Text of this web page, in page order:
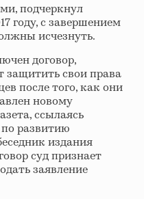
подчеркнул
году, с завершением
исчезнуть.
договор,
защитить свои права
после того, как они
новому
ссылаясь
по развитию
издания
суд признает
заявление